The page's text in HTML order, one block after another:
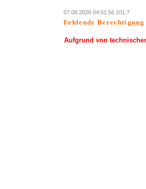
07.08.2026 04:01:56:101:7
Fehlende
Aufgrund von